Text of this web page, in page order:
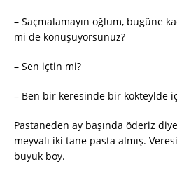
– Saçmalamayın oğlum, bugüne
mi de konuşuyorsunuz?
– Sen içtin mi?
– Ben bir keresinde bir kokteylde
Pastaneden ay başında öderiz
meyvalı iki tane pasta almış.
büyük boy.